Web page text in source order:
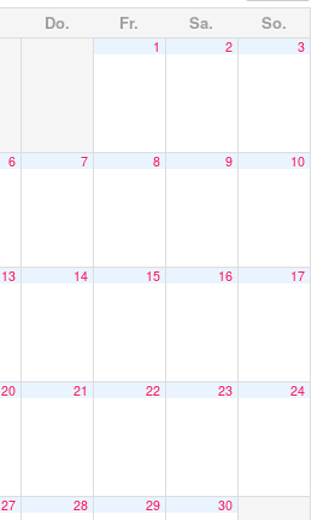
Do. Fr. Sa. So.
1 2 3
6 7 8 9 10
13 14 15 16 17
20 21 22 23 24
27 28 29 30